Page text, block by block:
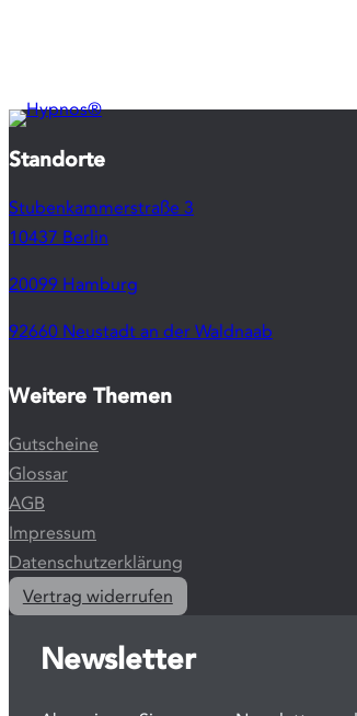
Standorte
Stubenkammerstraße 3
10437 Berlin
20099 Hamburg
92660 Neustadt an der Waldnaab
Weitere Themen
Gutscheine
Glossar
AGB
Impressum
Datenschutzerklärung
Vertrag widerrufen
Newsletter